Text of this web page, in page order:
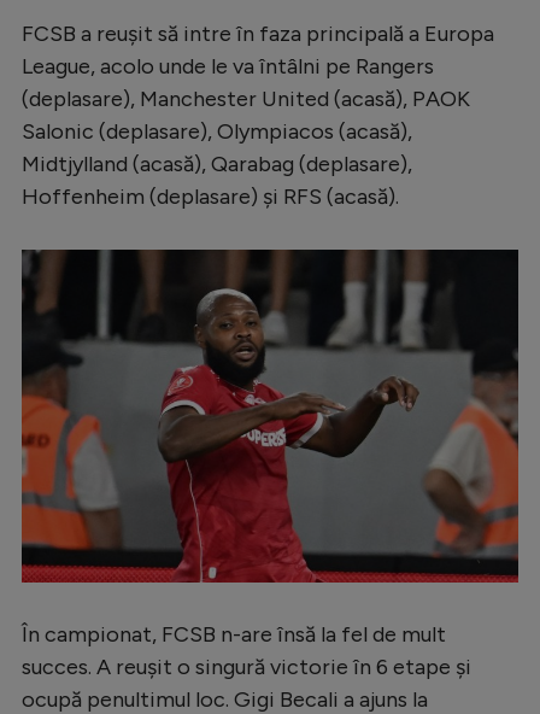
Serie A
Bundesliga
Ligue 1
Campionate
EURO 2024
Stranieri
Clasamente
Tenis
Handbal
Formula 1
Gimnastică
FCSB a reușit să intre în faza principală a Europa
League, acolo unde le va întâlni pe Rangers
(deplasare), Manchester United (acasă), PAOK
Salonic (deplasare), Olympiacos (acasă),
Midtjylland (acasă), Qarabag (deplasare),
Hoffenheim (deplasare) și RFS (acasă).
În campionat, FCSB n-are însă la fel de mult
succes. A reușit o singură victorie în 6 etape și
ocupă penultimul loc. Gigi Becali a ajuns la